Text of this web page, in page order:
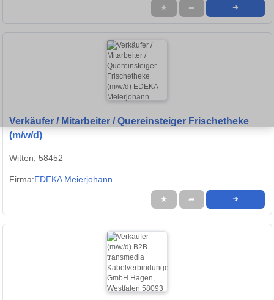
★ ➦ ➜
Verkäufer / Mitarbeiter / Quereinsteiger Frischetheke
(m/w/d)
Witten, 58452
Firma:EDEKA Meierjohann
★ ➦ ➜